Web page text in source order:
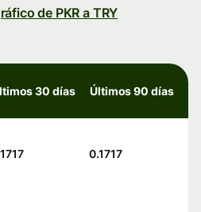
de PKR a TRY
30 días Últimos 90 días
0.1717